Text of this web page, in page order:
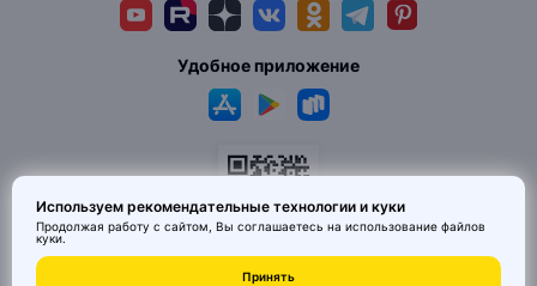
© 2026 MAI HE MAI. Маркетплейс дизайнерских товаров со всего
Удобное приложение
Используем рекомендательные технологии и куки
Продолжая работу с сайтом, Вы соглашаетесь на использование файлов
куки.
Принять